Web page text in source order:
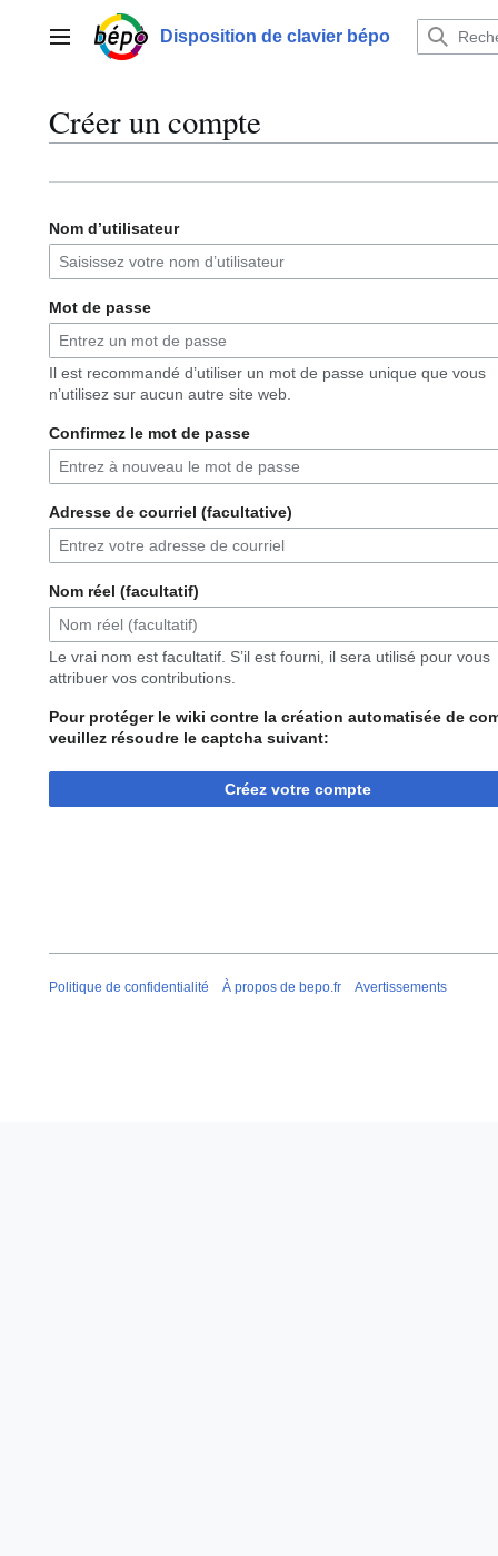
contenuMenu principalDisposition de clavier bépo
Créer un compte
Nom d’utilisateur
Mot de passe
Il est recommandé d’utiliser un mot de passe unique que vous
n’utilisez sur aucun autre site web.
Confirmez le mot de passe
Adresse de courriel (facultative)
Nom réel (facultatif)
Le vrai nom est facultatif. S’il est fourni, il sera utilisé pour vous
attribuer vos contributions.
Pour protéger le wiki contre la création automatisée de
veuillez résoudre le captcha suivant:
Créez votre compte
Politique de confidentialité À propos de bepo.fr Avertissements